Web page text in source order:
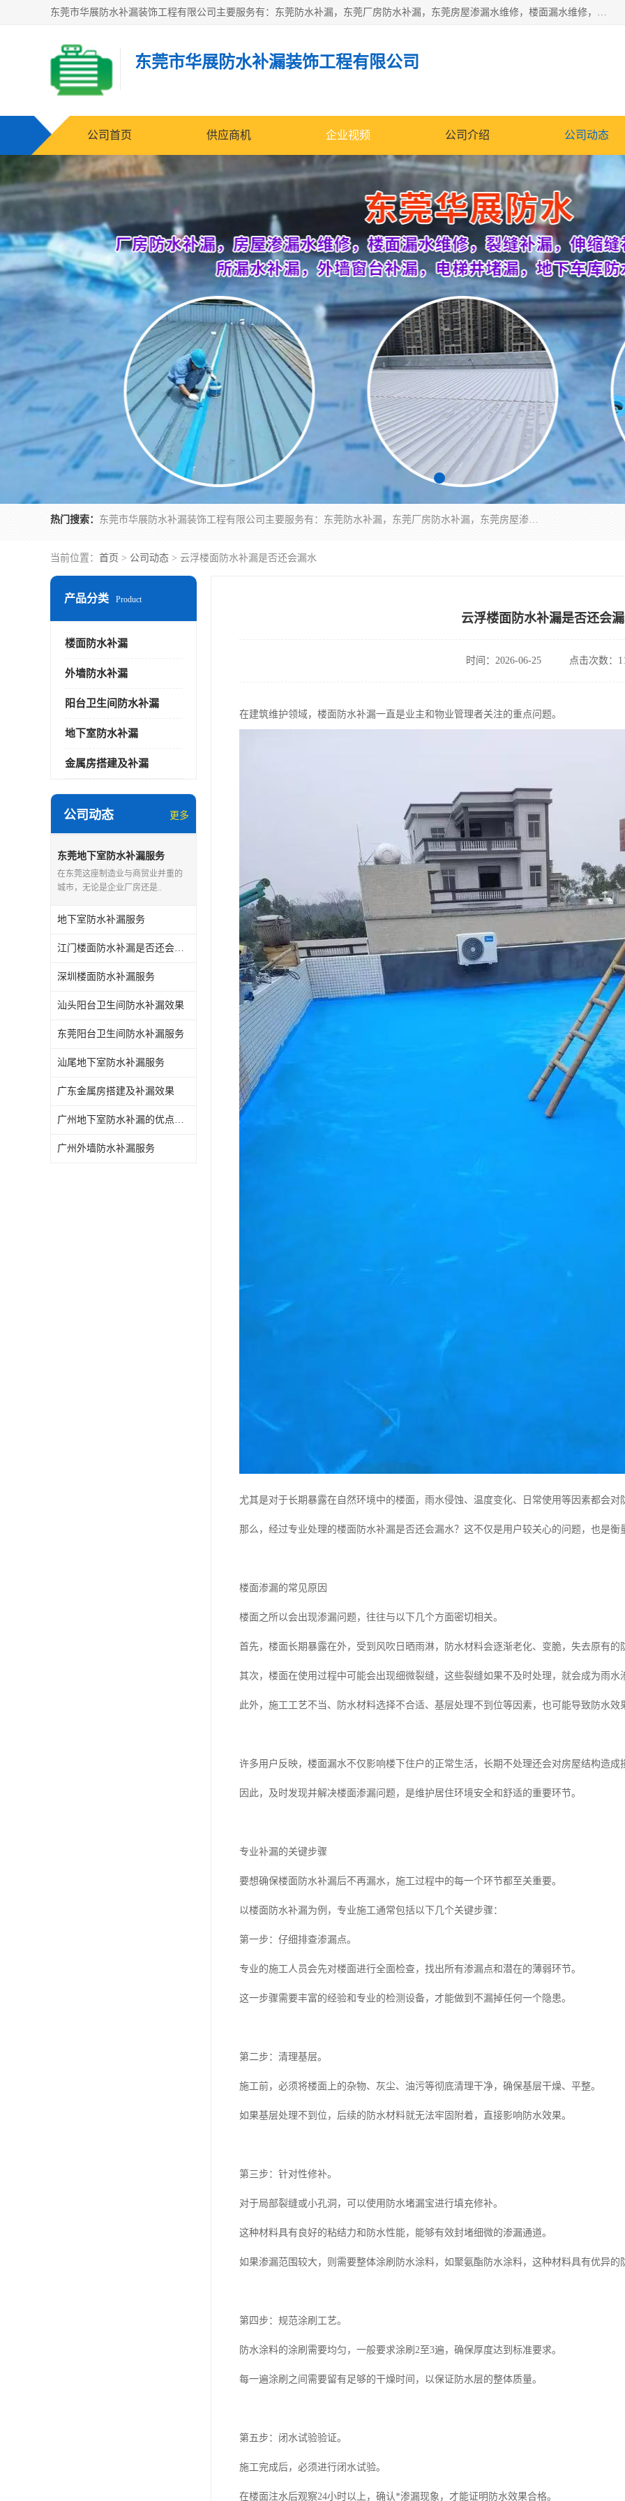
东莞市华展防水补漏装饰工程有限公司主要服务有：东莞防水补漏，东莞厂房防水补漏，东莞房屋渗漏水维修，楼面漏水维修，裂缝补漏，伸缩缝补漏，卫生间防水改造，厕所漏水补漏，外墙窗台补漏，电梯井堵漏，地下车库防水引水工程等
东莞市华展防水补漏装饰工程有限公司
公司首页 供应商机 企业视频 公司介绍 公司动态
热门搜索： 东莞市华展防水补漏装饰工程有限公司主要服务有：东莞防水补漏，东莞厂房防水补漏，东莞房屋渗漏水维修，楼面漏水维修，裂缝补漏，伸缩缝补漏，卫生间防水改造，厕所漏水补漏，外墙窗台补漏，电梯井堵漏，地下车库防水引水工程等
当前位置： 首页 > 公司动态 > 云浮楼面防水补漏是否还会漏水
产品分类 Product
楼面防水补漏
外墙防水补漏
阳台卫生间防水补漏
地下室防水补漏
金属房搭建及补漏
公司动态 更多
东莞地下室防水补漏服务
在东莞这座制造业与商贸业并重的
城市，无论是企业厂房还是..
地下室防水补漏服务
江门楼面防水补漏是否还会漏水
深圳楼面防水补漏服务
汕头阳台卫生间防水补漏效果
东莞阳台卫生间防水补漏服务
汕尾地下室防水补漏服务
广东金属房搭建及补漏效果
广州地下室防水补漏的优点和缺点
广州外墙防水补漏服务
云浮楼面防水补漏是否还会
时间：2026-06-25 点击次数：
在建筑维护领域，楼面防水补漏一直是业主和物业管理者关注的重点问题。
尤其是对于长期暴露在自然环境中的楼面，雨水侵蚀、温度变化、日常使用等因素都会对
那么，经过专业处理的楼面防水补漏是否还会漏水？这不仅是用户较关心的问题，也是衡
楼面渗漏的常见原因
楼面之所以会出现渗漏问题，往往与以下几个方面密切相关。
首先，楼面长期暴露在外，受到风吹日晒雨淋，防水材料会逐渐老化、变脆，失去原有的
其次，楼面在使用过程中可能会出现细微裂缝，这些裂缝如果不及时处理，就会成为雨水
此外，施工工艺不当、防水材料选择不合适、基层处理不到位等因素，也可能导致防水效
许多用户反映，楼面漏水不仅影响楼下住户的正常生活，长期不处理还会对房屋结构造成
因此，及时发现并解决楼面渗漏问题，是维护居住环境安全和舒适的重要环节。
专业补漏的关键步骤
要想确保楼面防水补漏后不再漏水，施工过程中的每一个环节都至关重要。
以楼面防水补漏为例，专业施工通常包括以下几个关键步骤：
第一步：仔细排查渗漏点。
专业的施工人员会先对楼面进行全面检查，找出所有渗漏点和潜在的薄弱环节。
这一步骤需要丰富的经验和专业的检测设备，才能做到不漏掉任何一个隐患。
第二步：清理基层。
施工前，必须将楼面上的杂物、灰尘、油污等彻底清理干净，确保基层干燥、平整。
如果基层处理不到位，后续的防水材料就无法牢固附着，直接影响防水效果。
第三步：针对性修补。
对于局部裂缝或小孔洞，可以使用防水堵漏宝进行填充修补。
这种材料具有良好的粘结力和防水性能，能够有效封堵细微的渗漏通道。
如果渗漏范围较大，则需要整体涂刷防水涂料，如聚氨酯防水涂料，这种材料具有优异
第四步：规范涂刷工艺。
防水涂料的涂刷需要均匀，一般要求涂刷2至3遍，确保厚度达到标准要求。
每一遍涂刷之间需要留有足够的干燥时间，以保证防水层的整体质量。
第五步：闭水试验验证。
施工完成后，必须进行闭水试验。
在楼面注水后观察24小时以上，确认*渗漏现象，才能证明防水效果合格。